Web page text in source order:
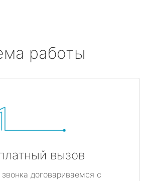
работы
вызов
договариваемся с